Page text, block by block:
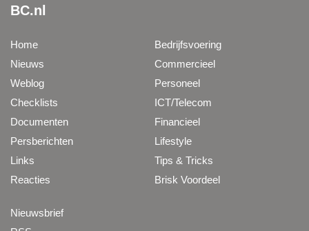
BC.nl
Home
Nieuws
Weblog
Checklists
Documenten
Persberichten
Links
Reacties
Bedrijfsvoering
Commercieel
Personeel
ICT/Telecom
Financieel
Lifestyle
Tips & Tricks
Brisk Voordeel
Nieuwsbrief